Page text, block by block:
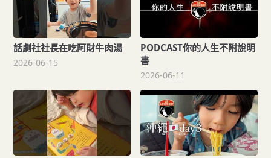
話劇社社長在吃阿財牛肉湯
2026-06-15
PODCAST你的人生不附說明
書
2026-06-11